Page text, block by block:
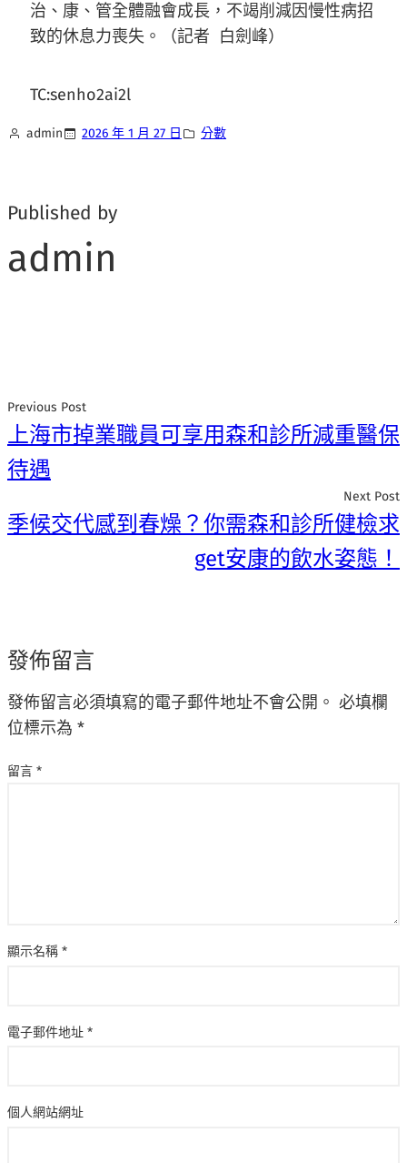
治、康、管全體融會成長，不竭削減因慢性病招
致的休息力喪失。（記者 白劍峰）
TC:senho2ai2l
admin 2026 年 1 月 27 日 分數
Published by
admin
Previous Post
上海市掉業職員可享用森和診所減重醫保
待遇
Next Post
季候交代感到春燥？你需森和診所健檢求
get安康的飲水姿態！
發佈留言
發佈留言必須填寫的電子郵件地址不會公開。 必填欄
位標示為 *
留言 *
顯示名稱 *
電子郵件地址 *
個人網站網址